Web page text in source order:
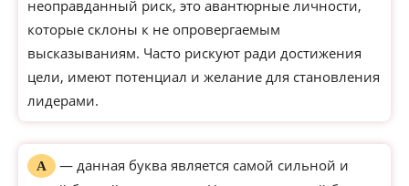
неоправданный риск, это авантюрные личности,
которые склоны к не опровергаемым
высказываниям. Часто рискуют ради достижения
цели, имеют потенциал и желание для становления
лидерами.
А
— данная буква является самой сильной и